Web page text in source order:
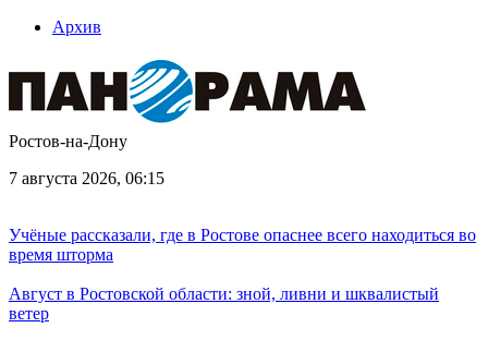
Архив
Ростов-на-Дону
7 августа 2026, 06:15
Учёные рассказали, где в Ростове опаснее всего находиться во
время шторма
Август в Ростовской области: зной, ливни и шквалистый
ветер